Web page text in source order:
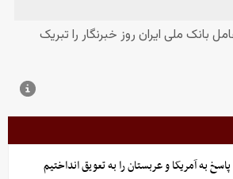
به آمریکا و عربستان را به تعویق انداختیم